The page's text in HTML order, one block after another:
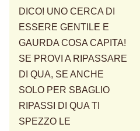
DICO! UNO CERCA DI
ESSERE GENTILE E
GAURDA COSA CAPITA!
SE PROVI A RIPASSARE
DI QUA, SE ANCHE
SOLO PER SBAGLIO
RIPASSI DI QUA TI
SPEZZO LE